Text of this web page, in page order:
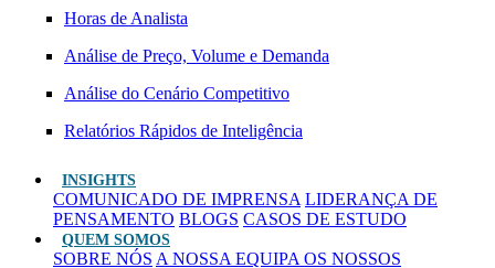
Horas de Analista
Análise de Preço, Volume e Demanda
Análise do Cenário Competitivo
Relatórios Rápidos de Inteligência
INSIGHTS
COMUNICADO DE IMPRENSA LIDERANÇA DE
PENSAMENTO BLOGS CASOS DE ESTUDO
QUEM SOMOS
SOBRE NÓS A NOSSA EQUIPA OS NOSSOS